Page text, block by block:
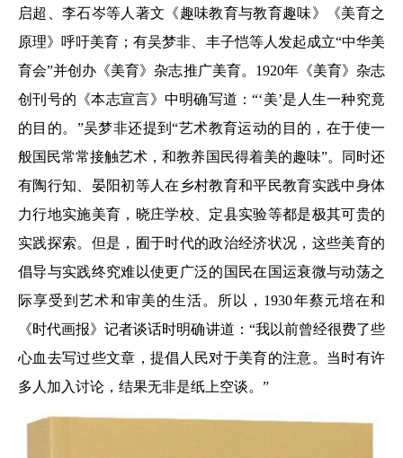
启超、李石岑等人著文《趣味教育与教育趣味》《美育之
原理》呼吁美育；有吴梦非、丰子恺等人发起成立“中华美
育会”并创办《美育》杂志推广美育。1920年《美育》杂志
创刊号的《本志宣言》中明确写道：“‘美’是人生一种究竟
的目的。”吴梦非还提到“艺术教育运动的目的，在于使一
般国民常常接触艺术，和教养国民得着美的趣味”。同时还
有陶行知、晏阳初等人在乡村教育和平民教育实践中身体
力行地实施美育，晓庄学校、定县实验等都是极其可贵的
实践探索。但是，囿于时代的政治经济状况，这些美育的
倡导与实践终究难以使更广泛的国民在国运衰微与动荡之
际享受到艺术和审美的生活。所以，1930年蔡元培在和
《时代画报》记者谈话时明确讲道：“我以前曾经很费了些
心血去写过些文章，提倡人民对于美育的注意。当时有许
多人加入讨论，结果无非是纸上空谈。”